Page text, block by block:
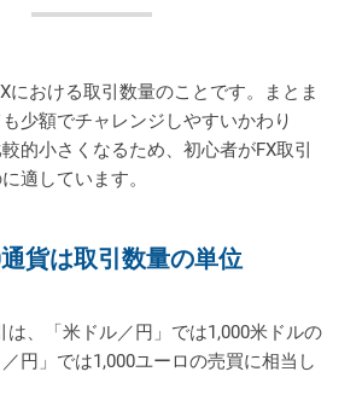
における取引数量のことです。まとま
少額でチャレンジしやすいかわり
的小さくなるため、初心者がFX取引
適しています。
貨は取引数量の単位
は、「米ドル／円」では1,000米ドルの
円」では1,000ユーロの売買に相当し